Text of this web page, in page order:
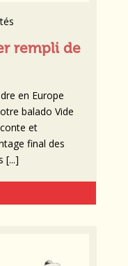
rempli de
en Europe
balado Vide
et
final des
[...]